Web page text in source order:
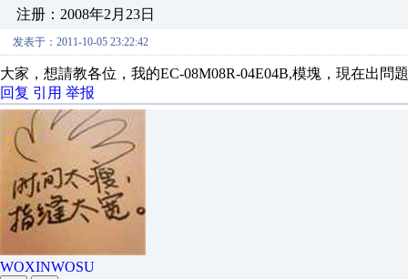
注册：2008年2月23日
发表于：2011-10-05 23:22:42
大家，想請教各位，我的EC-08M08R-04E04B,模塊，現在出問
回复 引用 举报
WOXINWOSU